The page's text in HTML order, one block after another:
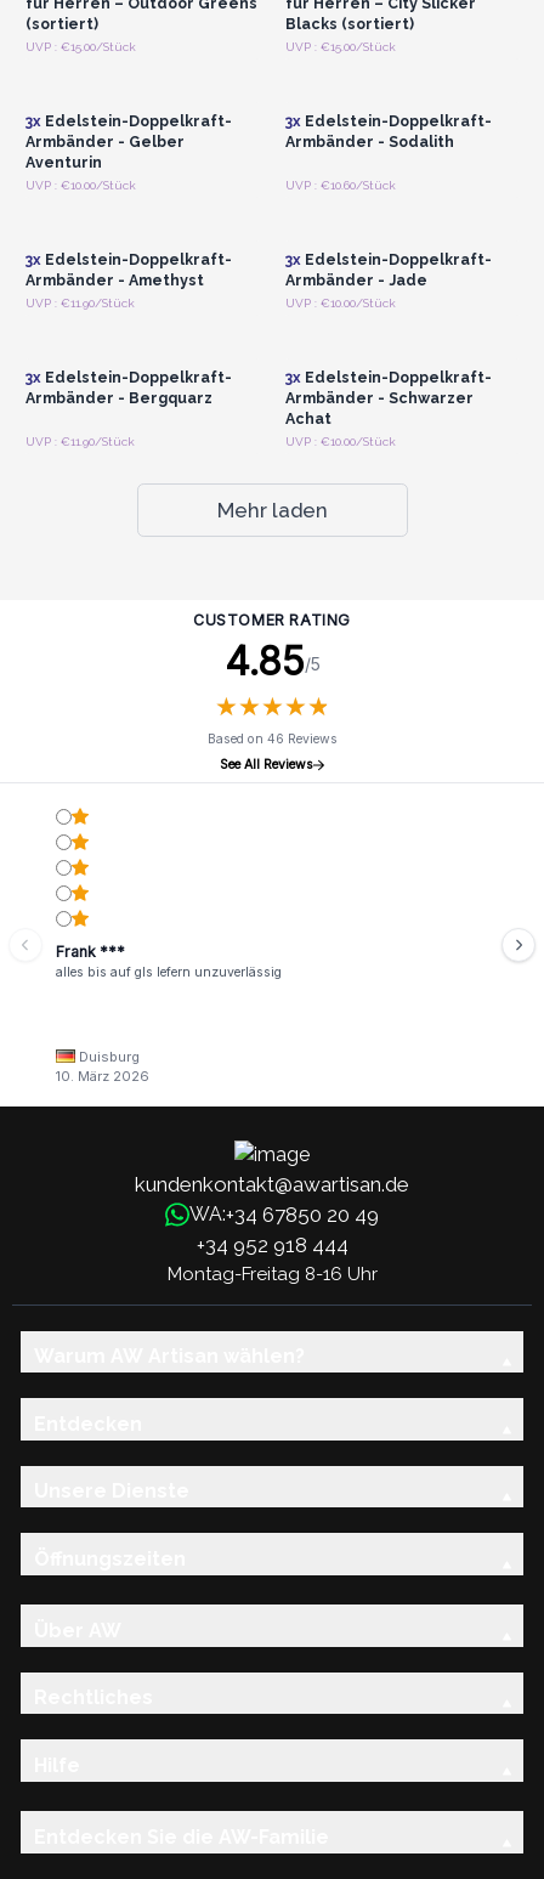
(sortiert)
UVP : €15.00/Stück
Blacks (sortiert)
UVP : €15.00/Stück
Anmelden oder
3xEdelstein-Doppelkraft-
Armbänder - Gelber
Aventurin
UVP : €10.00/Stück
Anmelden oder
3xEdelstein-Doppelkraft-
Armbänder - Sodalith
UVP : €10.60/Stück
Anmelden oder
3xEdelstein-Doppelkraft-
Armbänder - Amethyst
UVP : €11.90/Stück
Anmelden oder
3xEdelstein-Doppelkraft-
Armbänder - Jade
UVP : €10.00/Stück
Anmelden oder
3xEdelstein-Doppelkraft-
Armbänder - Bergquarz
UVP : €11.90/Stück
Anmelden oder
3xEdelstein-Doppelkraft-
Armbänder - Schwarzer
Achat
UVP : €10.00/Stück
Mehr laden
CUSTOMER RATING
4.85/5
★★★★★
★★★★★
Based on 46 Reviews
See All Reviews
Frank ***
alles bis auf gls lefern unzuverlässig
Duisburg
10. März 2026
kundenkontakt@awartisan.de
WA:+34 67850 20 49
+34 952 918 444
Montag-Freitag 8-16 Uhr